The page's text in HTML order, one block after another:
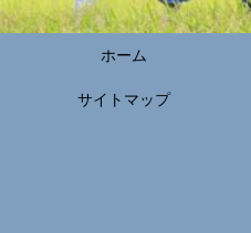
ホーム
サイトマップ